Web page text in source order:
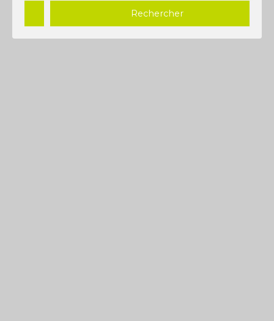
Rechercher